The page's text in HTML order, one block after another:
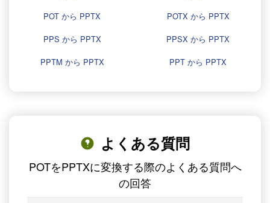
POT から PPTX
POTX から PPTX
PPS から PPTX
PPSX から PPTX
PPTM から PPTX
PPT から PPTX
よくある質問
POTをPPTXに変換する際のよくある質問へ
の回答